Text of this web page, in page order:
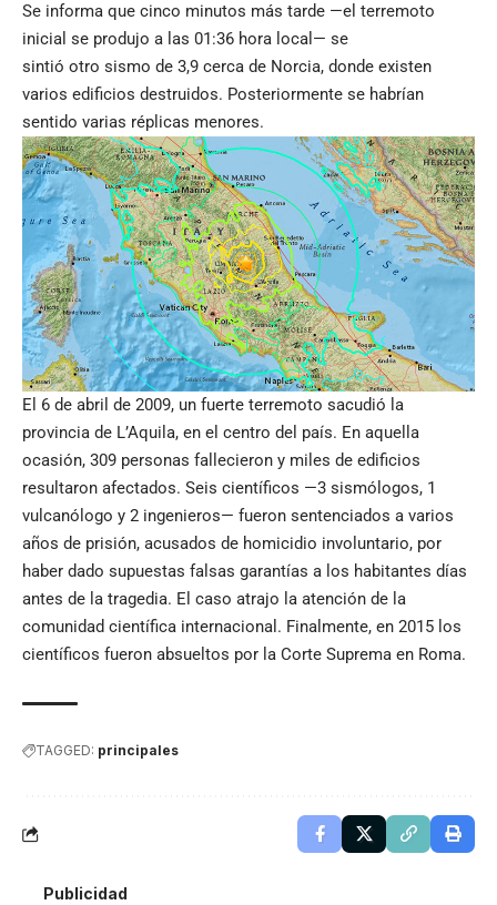
Se informa que cinco minutos más tarde —el terremoto
inicial se produjo a las 01:36 hora local— se
sintió otro sismo de 3,9 cerca de Norcia, donde existen
varios edificios destruidos. Posteriormente se habrían
sentido varias réplicas menores.
El 6 de abril de 2009, un fuerte terremoto sacudió la
provincia de L’Aquila, en el centro del país. En aquella
ocasión, 309 personas fallecieron y miles de edificios
resultaron afectados. Seis científicos —3 sismólogos, 1
vulcanólogo y 2 ingenieros— fueron sentenciados a varios
años de prisión, acusados de homicidio involuntario, por
haber dado supuestas falsas garantías a los habitantes días
antes de la tragedia. El caso atrajo la atención de la
comunidad científica internacional. Finalmente, en 2015 los
científicos fueron absueltos por la Corte Suprema en Roma.
TAGGED: principales
Publicidad